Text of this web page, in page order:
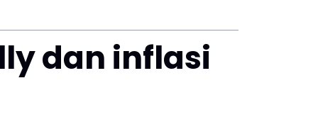
dan inflasi